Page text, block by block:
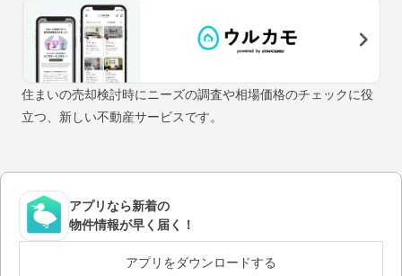
住まいの売却検討時にニーズの調査や相場価格のチェックに役
立つ、新しい不動産サービスです。
アプリなら新着の
物件情報が早く届く！
アプリをダウンロードする